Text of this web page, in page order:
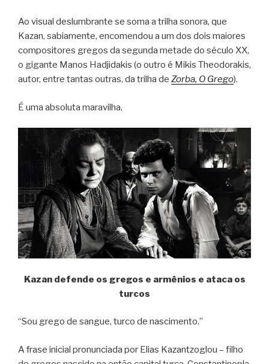
Ao visual deslumbrante se soma a trilha sonora, que
Kazan, sabiamente, encomendou a um dos dois maiores
compositores gregos da segunda metade do século XX,
o gigante Manos Hadjidakis (o outro é Mikis Theodorakis,
autor, entre tantas outras, da trilha de Zorba, O Grego).
É uma absoluta maravilha.
Kazan defende os gregos e armênios e ataca os
turcos
“Sou grego de sangue, turco de nascimento.”
A frase inicial pronunciada por Elias Kazantzoglou – filho